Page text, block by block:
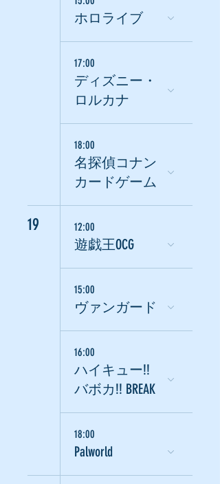
ホロライブ
17:00
ディズニー・
ロルカナ
18:00
名探偵コナン
カードゲーム
19 12:00
遊戯王OCG
15:00
ヴァンガード
16:00
ハイキュー!!
バボカ!! BREAK
18:00
Palworld